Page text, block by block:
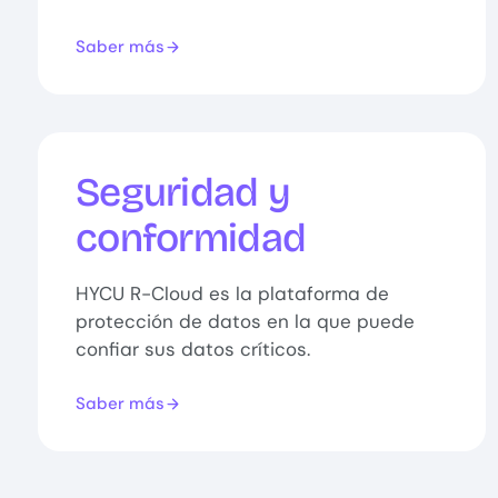
Saber más
Seguridad y
conformidad
HYCU R-Cloud es la plataforma de
protección de datos en la que puede
confiar sus datos críticos.
Saber más